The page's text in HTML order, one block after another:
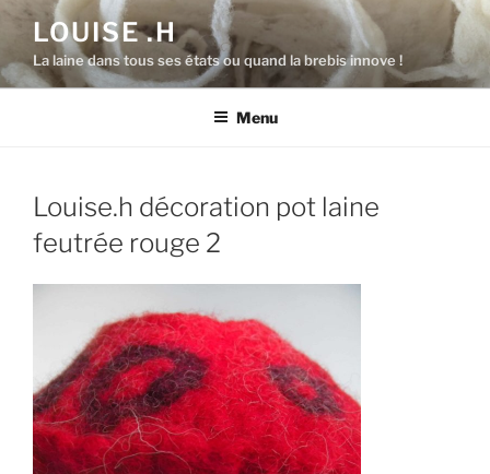
Aller
contenu
principal
LOUISE .H
La laine dans tous ses états ou quand la brebis innove !
Menu
Louise.h décoration pot laine
feutrée rouge 2